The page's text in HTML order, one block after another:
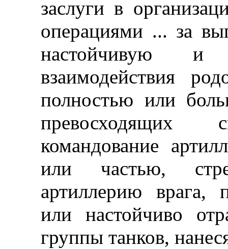
заслуги в
операциями ... за
настойчивую и
взаимодействия
полностью или
командование
или частью,
артиллерию врага,
или настойчиво
группы танков,